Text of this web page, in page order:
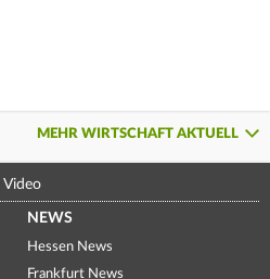
MEHR WIRTSCHAFT AKTUELL
Video
NEWS
Hessen News
Frankfurt News